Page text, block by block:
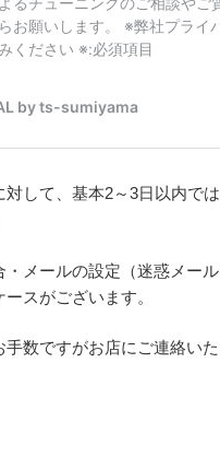
して、基本2～3日以内で
・メールの設定（迷惑メー
スがございます。
手数ですがお店にご連絡い